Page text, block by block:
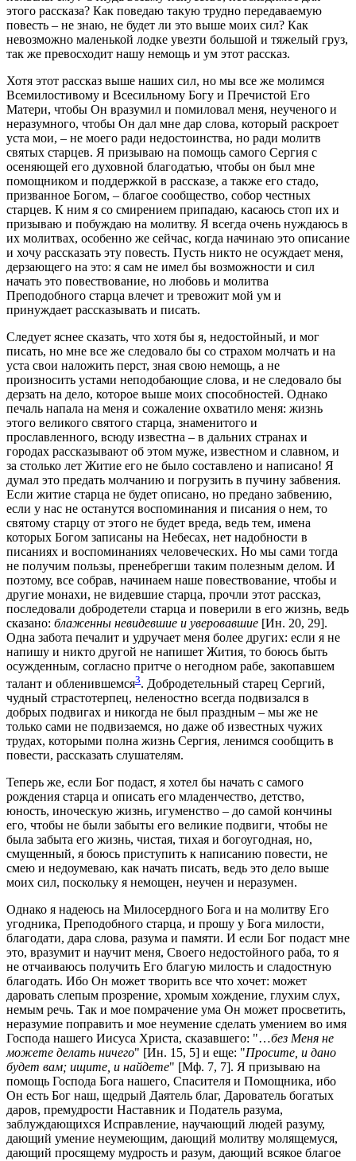
этого рассказа? Как поведаю такую трудно передаваемую
повесть – не знаю, не будет ли это выше моих сил? Как
невозможно маленькой лодке увезти большой и тяжелый груз,
так же превосходит нашу немощь и ум этот рассказ.
Хотя этот рассказ выше наших сил, но мы все же молимся
Всемилостивому и Всесильному Богу и Пречистой Его
Матери, чтобы Он вразумил и помиловал меня, неученого и
неразумного, чтобы Он дал мне дар слова, который раскроет
уста мои, – не моего ради недостоинства, но ради молитв
святых старцев. Я призываю на помощь самого Сергия с
осеняющей его духовной благодатью, чтобы он был мне
помощником и поддержкой в рассказе, а также его стадо,
призванное Богом, – благое сообщество, собор честных
старцев. К ним я со смирением припадаю, касаюсь стоп их и
призываю и побуждаю на молитву. Я всегда очень нуждаюсь в
их молитвах, особенно же сейчас, когда начинаю это описание
и хочу рассказать эту повесть. Пусть никто не осуждает меня,
дерзающего на это: я сам не имел бы возможности и сил
начать это повествование, но любовь и молитва
Преподобного старца влечет и тревожит мой ум и
принуждает рассказывать и писать.
Следует яснее сказать, что хотя бы я, недостойный, и мог
писать, но мне все же следовало бы со страхом молчать и на
уста свои наложить перст, зная свою немощь, а не
произносить устами неподобающие слова, и не следовало бы
дерзать на дело, которое выше моих способностей. Однако
печаль напала на меня и сожаление охватило меня: жизнь
этого великого святого старца, знаменитого и
прославленного, всюду известна – в дальних странах и
городах рассказывают об этом муже, известном и славном, и
за столько лет Житие его не было составлено и написано! Я
думал это предать молчанию и погрузить в пучину забвения.
Если житие старца не будет описано, но предано забвению,
если у нас не останутся воспоминания и писания о нем, то
святому старцу от этого не будет вреда, ведь тем, имена
которых Богом записаны на Небесах, нет надобности в
писаниях и воспоминаниях человеческих. Но мы сами тогда
не получим пользы, пренебрегши таким полезным делом. И
поэтому, все собрав, начинаем наше повествование, чтобы и
другие монахи, не видевшие старца, прочли этот рассказ,
последовали добродетели старца и поверили в его жизнь, ведь
сказано: блаженны невидевшие и уверовавшие [Ин. 20, 29].
Одна забота печалит и удручает меня более других: если я не
напишу и никто другой не напишет Жития, то боюсь быть
осужденным, согласно притче о негодном рабе, закопавшем
талант и обленившемся3. Добродетельный старец Сергий,
чудный страстотерпец, неленостно всегда подвизался в
добрых подвигах и никогда не был праздным – мы же не
только сами не подвизаемся, но даже об известных чужих
трудах, которыми полна жизнь Сергия, ленимся сообщить в
повести, рассказать слушателям.
Теперь же, если Бог подаст, я хотел бы начать с самого
рождения старца и описать его младенчество, детство,
юность, иноческую жизнь, игуменство – до самой кончины
его, чтобы не были забыты его великие подвиги, чтобы не
была забыта его жизнь, чистая, тихая и богоугодная, но,
смущенный, я боюсь приступить к написанию повести, не
смею и недоумеваю, как начать писать, ведь это дело выше
моих сил, поскольку я немощен, неучен и неразумен.
Однако я надеюсь на Милосердного Бога и на молитву Его
угодника, Преподобного старца, и прошу у Бога милости,
благодати, дара слова, разума и памяти. И если Бог подаст мне
это, вразумит и научит меня, Своего недостойного раба, то я
не отчаиваюсь получить Его благую милость и сладостную
благодать. Ибо Он может творить все что хочет: может
даровать слепым прозрение, хромым хождение, глухим слух,
немым речь. Так и мое помрачение ума Он может просветить,
неразумие поправить и мое неумение сделать умением во имя
Господа нашего Иисуса Христа, сказавшего: "…без Меня не
можете делать ничего" [Ин. 15, 5] и еще: "Просите, и дано
будет вам; ищите, и найдете" [Мф. 7, 7]. Я призываю на
помощь Господа Бога нашего, Спасителя и Помощника, ибо
Он есть Бог наш, щедрый Даятель благ, Дарователь богатых
даров, премудрости Наставник и Податель разума,
заблуждающихся Исправление, научающий людей разуму,
дающий умение неумеющим, дающий молитву молящемуся,
дающий просящему мудрость и разум, дающий всякое благое